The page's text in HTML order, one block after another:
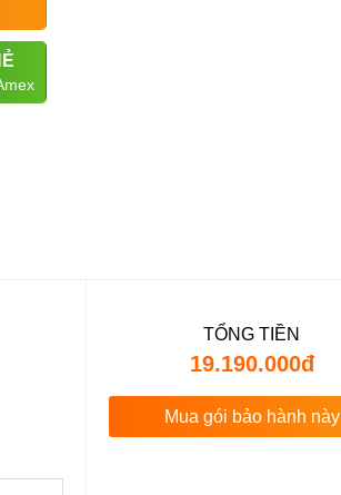
TỔNG TIỀN
19.190.000đ
Mua gói bảo hành này